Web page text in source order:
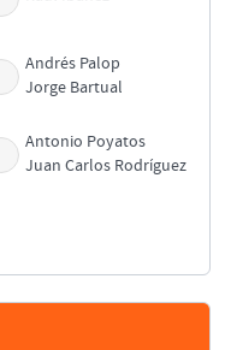
Andrés Palop
Jorge Bartual
Antonio Poyatos
Juan Carlos Rodríguez